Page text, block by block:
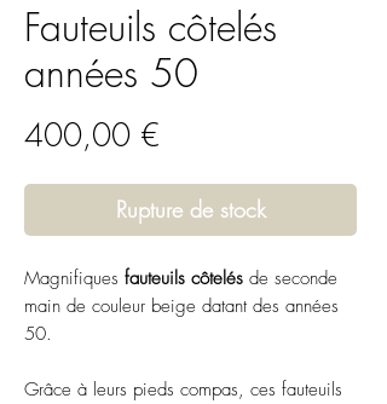
Fauteuils côtelés
années 50
400,00 €
Rupture de stock
Magnifiques fauteuils côtelés de seconde
main de couleur beige datant des années
50.
Grâce à leurs pieds compas, ces fauteuils